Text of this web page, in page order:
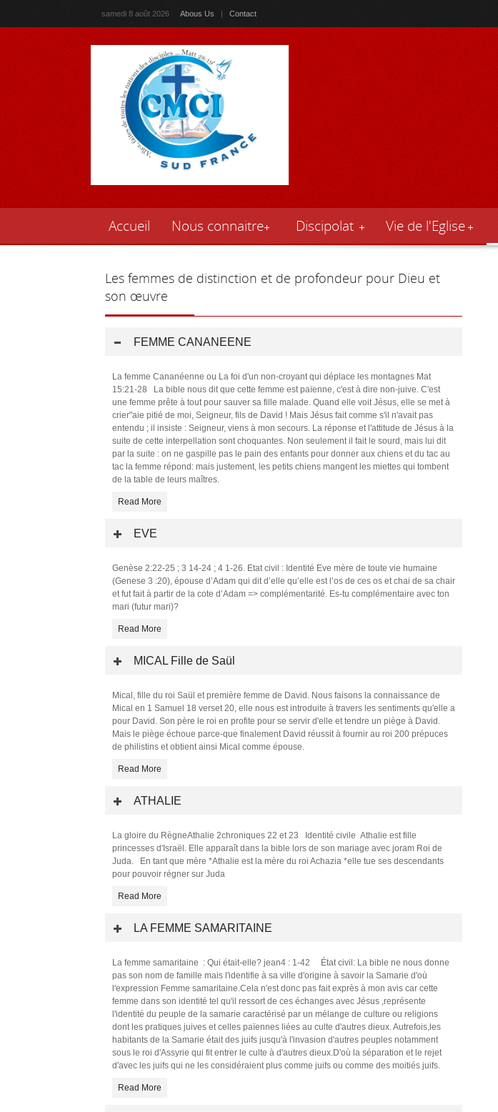
samedi 8 août 2026 Abous Us | Contact
Accueil Nous connaitre Discipolat Vie de l'Eglise
Les femmes de distinction et de profondeur pour Dieu et
son œuvre
FEMME CANANEENE
La femme Cananéenne ou La foi d'un non-croyant qui déplace les montagnes Mat
15:21-28 La bible nous dit que cette femme est païenne, c'est à dire non-juive. C'est
une femme prête à tout pour sauver sa fille malade. Quand elle voit Jésus, elle se met à
crier"aie pitié de moi, Seigneur, fils de David ! Mais Jésus fait comme s'il n'avait pas
entendu ; il insiste : Seigneur, viens à mon secours. La réponse et l'attitude de Jésus à la
suite de cette interpellation sont choquantes. Non seulement il fait le sourd, mais lui dit
par la suite : on ne gaspille pas le pain des enfants pour donner aux chiens et du tac au
tac la femme répond: mais justement, les petits chiens mangent les miettes qui tombent
de la table de leurs maîtres.
Read More
EVE
Genèse 2:22-25 ; 3 14-24 ; 4 1-26. Etat civil : Identité Eve mère de toute vie humaine
(Genese 3 :20), épouse d’Adam qui dit d’elle qu’elle est l’os de ces os et chai de sa chair
et fut fait à partir de la cote d’Adam => complémentarité. Es-tu complémentaire avec ton
mari (futur mari)?
Read More
MICAL Fille de Saül
Mical, fille du roi Saül et première femme de David. Nous faisons la connaissance de
Mical en 1 Samuel 18 verset 20, elle nous est introduite à travers les sentiments qu'elle a
pour David. Son père le roi en profite pour se servir d'elle et tendre un piège à David.
Mais le piège échoue parce-que finalement David réussit à fournir au roi 200 prépuces
de philistins et obtient ainsi Mical comme épouse.
Read More
ATHALIE
La gloire du RègneAthalie 2chroniques 22 et 23 Identité civile Athalie est fille
princesses d'Israël. Elle apparaît dans la bible lors de son mariage avec joram Roi de
Juda. En tant que mère *Athalie est la mère du roi Achazia *elle tue ses descendants
pour pouvoir régner sur Juda
Read More
LA FEMME SAMARITAINE
La femme samaritaine : Qui était-elle? jean4 : 1-42 État civil: La bible ne nous donne
pas son nom de famille mais l'identifie à sa ville d'origine à savoir la Samarie d'où
l'expression Femme samaritaine.Cela n'est donc pas fait exprès à mon avis car cette
femme dans son identité tel qu'il ressort de ces échanges avec Jésus ,représente
l'identité du peuple de la samarie caractérisé par un mélange de culture ou religions
dont les pratiques juives et celles païennes liées au culte d'autres dieux. Autrefois,les
habitants de la Samarie était des juifs jusqu'à l'invasion d'autres peuples notamment
sous le roi d'Assyrie qui fit entrer le culte à d'autres dieux.D'où la séparation et le rejet
d'avec les juifs qui ne les considéraient plus comme juifs ou comme des moitiés juifs.
Read More